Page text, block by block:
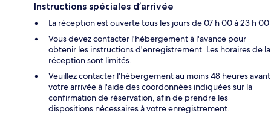
Instructions spéciales d’arrivée
La réception est ouverte tous les jours de 07 h 00 à 23 h 00
Vous devez contacter l'hébergement à l'avance pour
obtenir les instructions d'enregistrement. Les horaires de la
réception sont limités.
Veuillez contacter l'hébergement au moins 48 heures avant
votre arrivée à l'aide des coordonnées indiquées sur la
confirmation de réservation, afin de prendre les
dispositions nécessaires à votre enregistrement.